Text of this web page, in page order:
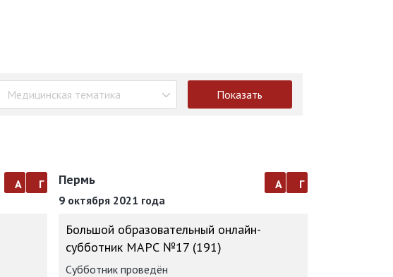
Медицинская тематика Показать
а г Пермь
9 октября 2021 года
а г
Большой образовательный онлайн-
субботник МАРС №17 (191)
Субботник проведён